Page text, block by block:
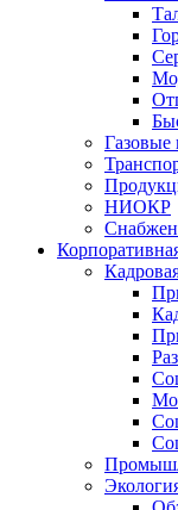
Газовые
НИОКР